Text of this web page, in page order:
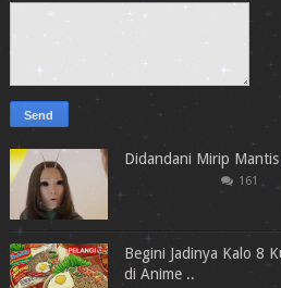
Didandani Mirip
161
Begini Jadinya Kalo 8
di Anime ..